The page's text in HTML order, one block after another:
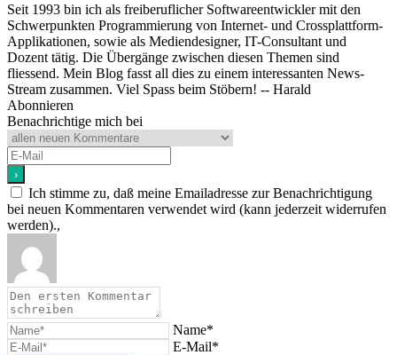
Seit 1993 bin ich als freiberuflicher Softwareentwickler mit den
Schwerpunkten Programmierung von Internet- und Crossplattform-
Applikationen, sowie als Mediendesigner, IT-Consultant und
Dozent tätig. Die Übergänge zwischen diesen Themen sind
fliessend. Mein Blog fasst all dies zu einem interessanten News-
Stream zusammen. Viel Spass beim Stöbern! -- Harald
Abonnieren
Benachrichtige mich bei
Ich stimme zu, daß meine Emailadresse zur Benachrichtigung
bei neuen Kommentaren verwendet wird (kann jederzeit widerrufen
werden).,
Name*
E-Mail*